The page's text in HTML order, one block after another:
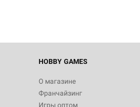
HOBBY GAMES
О магазине
Франчайзинг
Игры оптом